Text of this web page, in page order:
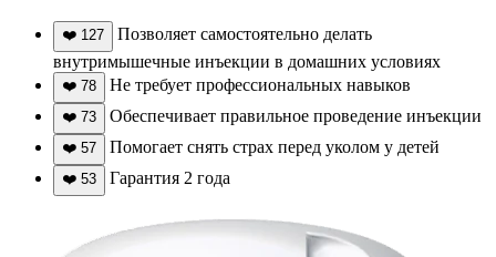
❤️ 127
Позволяет самостоятельно делать
внутримышечные инъекции в домашних условиях
❤️ 78 Не требует профессиональных навыков
❤️ 73 Обеспечивает правильное проведение инъекции
❤️ 57 Помогает снять страх перед уколом у детей
❤️ 53 Гарантия 2 года